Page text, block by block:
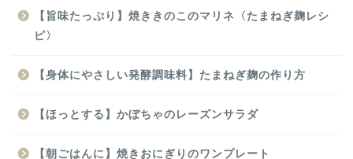
【旨味たっぷり】焼ききのこのマリネ〈たまねぎ麹レシ
ピ〉
【身体にやさしい発酵調味料】たまねぎ麹の作り方
【ほっとする】かぼちゃのレーズンサラダ
【朝ごはんに】焼きおにぎりのワンプレート